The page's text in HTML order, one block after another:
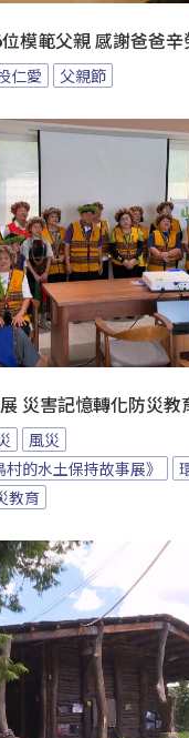
模範父親 感謝爸爸辛
仁愛 父親節
災害記憶轉化防災教
風災
村的水土保持故事展》
教育